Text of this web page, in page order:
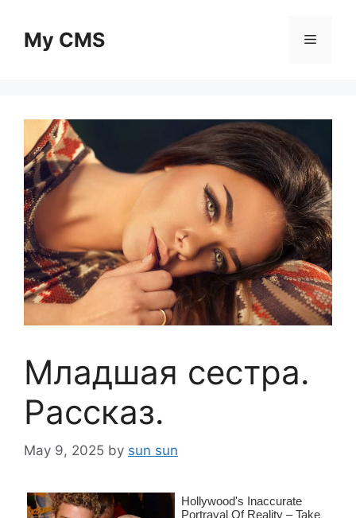
contentMy CMS Menu
Младшая сестра.
Рассказ.
May 9, 2025 by sun sun